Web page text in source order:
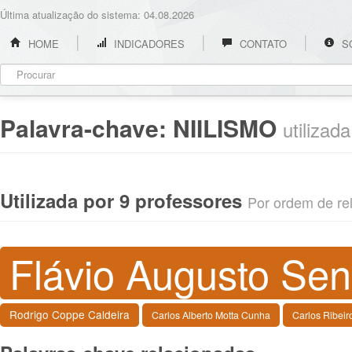
Última atualização do sistema: 04.08.2026
HOME
INDICADORES CONTATO
Palavra-chave: NIILISMO
Utilizada por 9 professores Por ordem de
Flávio Augusto
Rodrigo Coppe Caldeira Carlos Alberto Motta Cunha Carlos